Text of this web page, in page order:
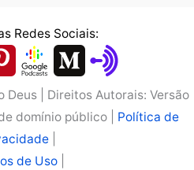
Redes Sociais:
| Direitos Autorais: Versão
domínio público | Política de
de Uso|